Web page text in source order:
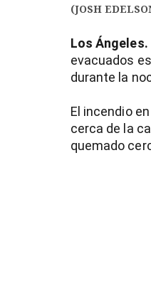
(JOSH
Los Ángeles.
evacuados
durante la
El incendio
cerca de la
quemado